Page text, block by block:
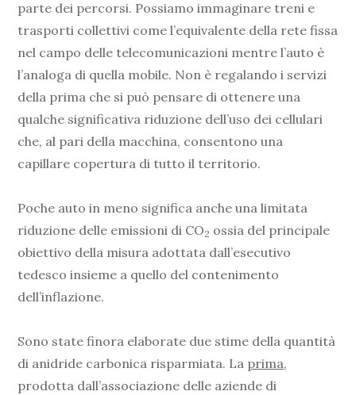
parte dei percorsi. Possiamo immaginare treni e
trasporti collettivi come l’equivalente della rete fissa
nel campo delle telecomunicazioni mentre l’auto è
l’analoga di quella mobile. Non è regalando i servizi
della prima che si può pensare di ottenere una
qualche significativa riduzione dell’uso dei cellulari
che, al pari della macchina, consentono una
capillare copertura di tutto il territorio.
Poche auto in meno significa anche una limitata
riduzione delle emissioni di CO2 ossia del principale
obiettivo della misura adottata dall’esecutivo
tedesco insieme a quello del contenimento
dell’inflazione.
Sono state finora elaborate due stime della quantità
di anidride carbonica risparmiata. La prima,
prodotta dall’associazione delle aziende di